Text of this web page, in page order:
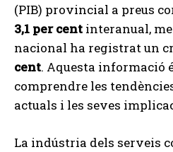
(PIB) provincial a preus
3,1 per cent interanual,
nacional ha registrat un
cent. Aquesta informació
comprendre les
actuals i les seves
La indústria dels serveis